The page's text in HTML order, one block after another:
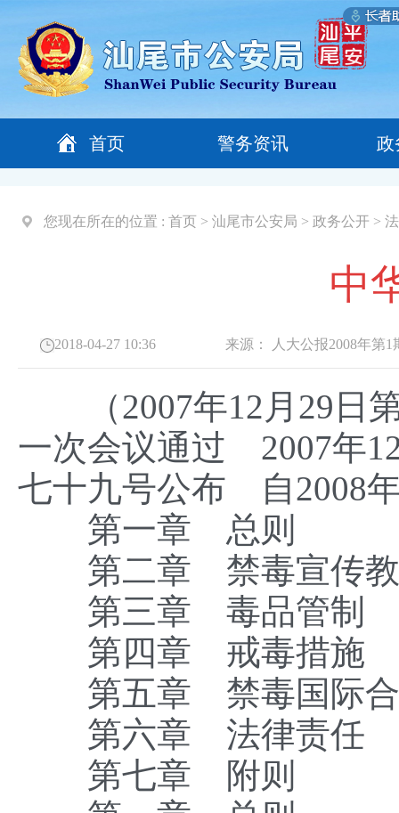
首页 警务资讯 政
您现在所在的位置 : 首页 > 汕尾市公安局 > 政务公开 >
中
2018-04-27 10:36 来源： 人大公报2008年第1
（2007年12月29日第
一次会议通过 2007年
七十九号公布 自2008
第一章 总则
第二章 禁毒宣传
第三章 毒品管制
第四章 戒毒措施
第五章 禁毒国际
第六章 法律责任
第七章 附则